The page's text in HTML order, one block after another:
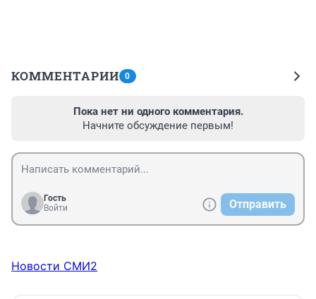
КОММЕНТАРИИ 0
Пока нет ни одного комментария.
Начните обсуждение первым!
Гость
Войти
Отправить
Новости СМИ2